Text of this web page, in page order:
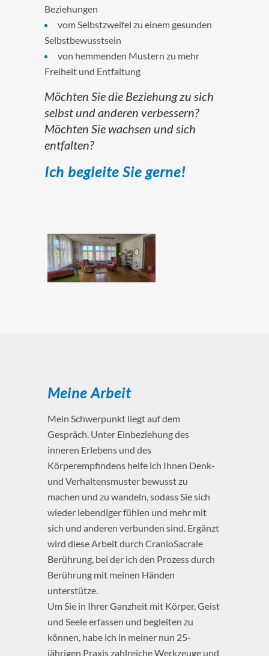
Beziehungen
vom Selbstzweifel zu einem gesunden
Selbstbewusstsein
von hemmenden Mustern zu mehr
Freiheit und Entfaltung
Möchten Sie die Beziehung zu sich
selbst und anderen verbessern?
Möchten Sie wachsen und sich
entfalten?
Ich begleite Sie gerne!
Meine Arbeit
Mein Schwerpunkt liegt auf dem
Gespräch. Unter Einbeziehung des
inneren Erlebens und des
Körperempfindens helfe ich Ihnen Denk-
und Verhaltensmuster bewusst zu
machen und zu wandeln, sodass Sie sich
wieder lebendiger fühlen und mehr mit
sich und anderen verbunden sind. Ergänzt
wird diese Arbeit durch CranioSacrale
Berührung, bei der ich den Prozess durch
Berührung mit meinen Händen
unterstütze.
Um Sie in Ihrer Ganzheit mit Körper, Geist
und Seele erfassen und begleiten zu
können, habe ich in meiner nun 25-
jährigen Praxis zahlreiche Werkzeuge und